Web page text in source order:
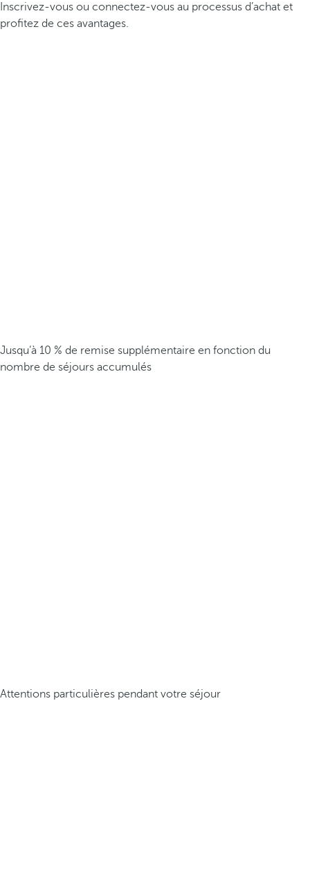
Inscrivez-vous ou connectez-vous au processus d’achat et
profitez de ces avantages.
Jusqu’à 10 % de remise supplémentaire en fonction du
nombre de séjours accumulés
Attentions particulières pendant votre séjour